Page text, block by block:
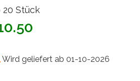
20 Stück
Wird geliefert ab 01-10-2026